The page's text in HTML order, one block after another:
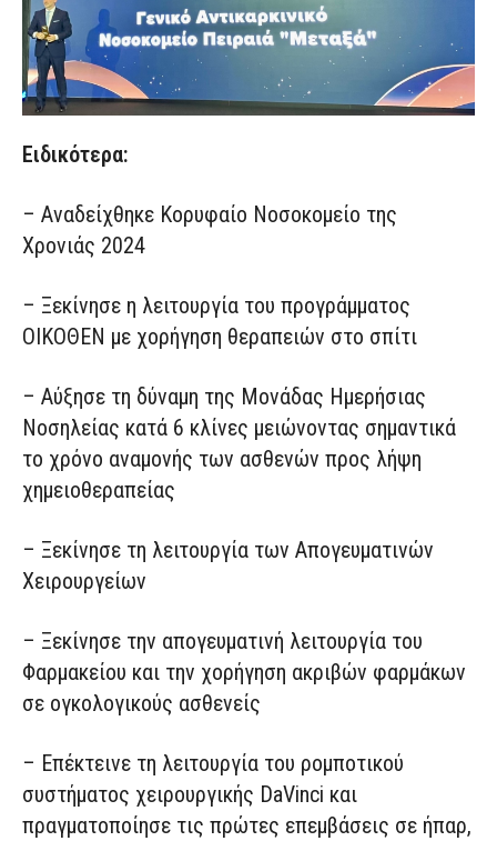
Ειδικότερα:
– Αναδείχθηκε Κορυφαίο Νοσοκομείο της
Χρονιάς 2024
– Ξεκίνησε η λειτουργία του προγράμματος
ΟΙΚΟΘΕΝ με χορήγηση θεραπειών στο σπίτι
– Αύξησε τη δύναμη της Μονάδας Ημερήσιας
Νοσηλείας κατά 6 κλίνες μειώνοντας σημαντικά
το χρόνο αναμονής των ασθενών προς λήψη
χημειοθεραπείας
– Ξεκίνησε τη λειτουργία των Απογευματινών
Χειρουργείων
– Ξεκίνησε την απογευματινή λειτουργία του
Φαρμακείου και την χορήγηση ακριβών φαρμάκων
σε ογκολογικούς ασθενείς
– Επέκτεινε τη λειτουργία του ρομποτικού
συστήματος χειρουργικής DaVinci και
πραγματοποίησε τις πρώτες επεμβάσεις σε ήπαρ,